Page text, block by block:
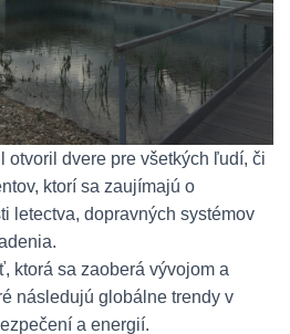
otvoril dvere pre všetkých ľudí, či
ktorí sa zaujímajú o
letectva, dopravných systémov
ktorá sa zaoberá vývojom a
následujú globálne trendy v
a energií.